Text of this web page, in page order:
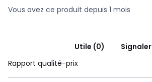
Vous avez ce produit depuis 1 mois
Utile (0)
Signaler
Rapport qualité-prix